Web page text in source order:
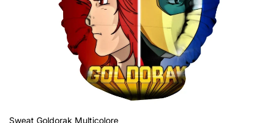
Sweat Goldorak Multicolore